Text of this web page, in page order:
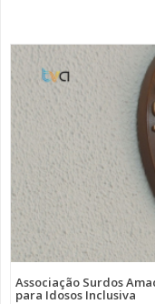
Associação Surdos
para Idosos Inclusiva